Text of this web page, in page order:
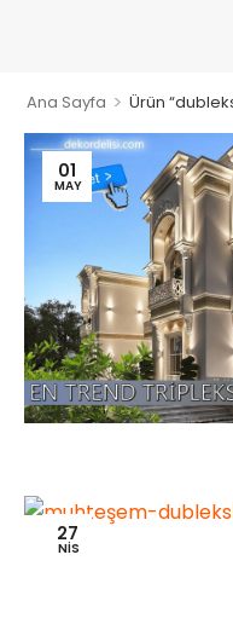
Ana Sayfa > Ürün
01
MAY
27
NIS